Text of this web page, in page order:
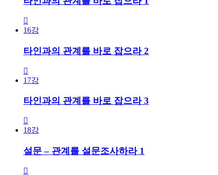
16강
타인과의 관계를 바로 잡으라 2
17강
타인과의 관계를 바로 잡으라 3
18강
설문 – 관계를 설문조사하라 1